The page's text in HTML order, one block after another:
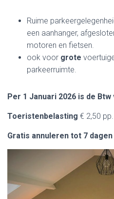
Ruime
een aanhanger,
motoren en fietsen.
ook voor grote
parkeerruimte.
Per 1 Januari 2026 is de
Toeristenbelasting € 2,50 pp.
Gratis annuleren tot 7